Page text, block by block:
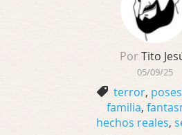
Por Tito
05/09/25
terror,
familia,
hechos reales,